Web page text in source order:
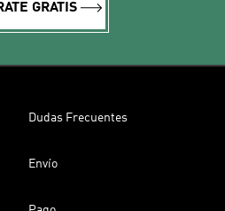
GRATIS
Dudas Frecuentes
Envío